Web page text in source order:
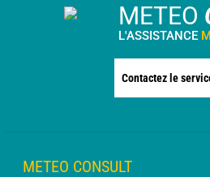
METEO
L'ASSISTANCE
Contactez le
METEO CONSULT